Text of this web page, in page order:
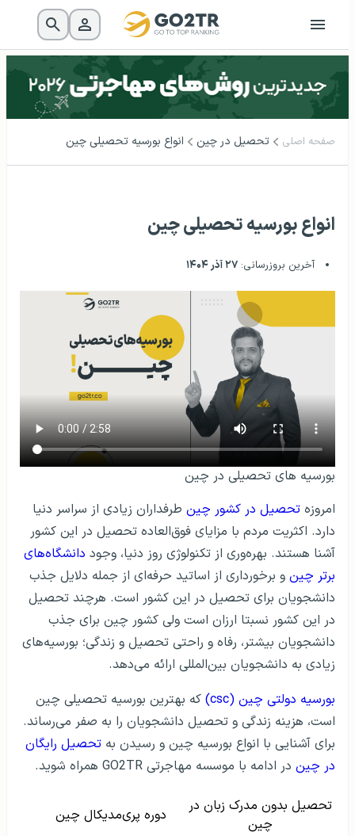
صفحه اصلی تحصیل در چین انواع بورسیه تحصیلی چین
انواع بورسیه تحصیلی چین
آخرین بروزرسانی: ۲۷ آذر ۱۴۰۴
بورسیه های تحصیلی در چین
امروزه تحصیل در کشور چین طرفداران زیادی از سراسر دنیا
دارد. اکثریت مردم با مزایای فوق‌العاده تحصیل در این کشور
آشنا هستند. بهره‌وری از تکنولوژی روز دنیا، وجود دانشگاه‌های
برتر چین و برخورداری از اساتید حرفه‌ای از جمله دلایل جذب
دانشجویان برای تحصیل در این کشور است. هرچند تحصیل
در این کشور نسبتا ارزان است ولی کشور چین برای جذب
دانشجویان بیشتر، رفاه و راحتی تحصیل و زندگی؛ بورسیه‌های
زیادی به دانشجویان بین‌المللی ارائه می‌دهد.
بورسیه دولتی چین (csc)
که بهترین بورسیه تحصیلی چین
است، هزینه زندگی و تحصیل دانشجویان را به صفر می‌رساند.
برای آشنایی با انواع بورسیه چین و رسیدن به تحصیل رایگان
در چین در ادامه با موسسه مهاجرتی GO2TR همراه شوید.
تحصیل بدون مدرک زبان در
چین
دوره پری‌مدیکال چین